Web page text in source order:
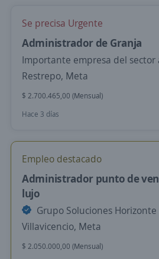
Se precisa Urgente
Administrador de Granja
Importante empresa del sector
Restrepo, Meta
$ 2.700.465,00 (Mensual)
Hace 3 días
Empleo destacado
Administrador punto de
lujo
Grupo Soluciones Horizonte
Villavicencio, Meta
$ 2.050.000,00 (Mensual)